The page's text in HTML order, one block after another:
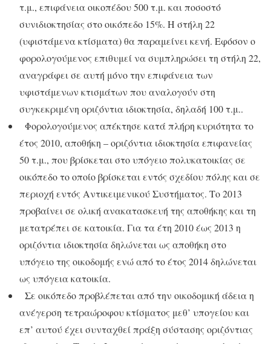
τ.μ., επιφάνεια οικοπέδου 500 τ.μ. και ποσοστό
συνιδιοκτησίας στο οικόπεδο 15%. Η στήλη 22
(υφιστάμενα κτίσματα) θα παραμείνει κενή. Εφόσον ο
φορολογούμενος επιθυμεί να συμπληρώσει τη στήλη 22,
αναγράφει σε αυτή μόνο την επιφάνεια των
υφιστάμενων κτισμάτων που αναλογούν στη
συγκεκριμένη οριζόντια ιδιοκτησία, δηλαδή 100 τ.μ..
Φορολογούμενος απέκτησε κατά πλήρη κυριότητα το
έτος 2010, αποθήκη – οριζόντια ιδιοκτησία επιφανείας
50 τ.μ., που βρίσκεται στο υπόγειο πολυκατοικίας σε
οικόπεδο το οποίο βρίσκεται εντός σχεδίου πόλης και σε
περιοχή εντός Αντικειμενικού Συστήματος. Το 2013
προβαίνει σε ολική ανακατασκευή της αποθήκης και τη
μετατρέπει σε κατοικία. Για τα έτη 2010 έως 2013 η
οριζόντια ιδιοκτησία δηλώνεται ως αποθήκη στο
υπόγειο της οικοδομής ενώ από το έτος 2014 δηλώνεται
ως υπόγεια κατοικία.
Σε οικόπεδο προβλέπεται από την οικοδομική άδεια η
ανέγερση τετραώροφου κτίσματος μεθ’ υπογείου και
επ’ αυτού έχει συνταχθεί πράξη σύστασης οριζόντιας